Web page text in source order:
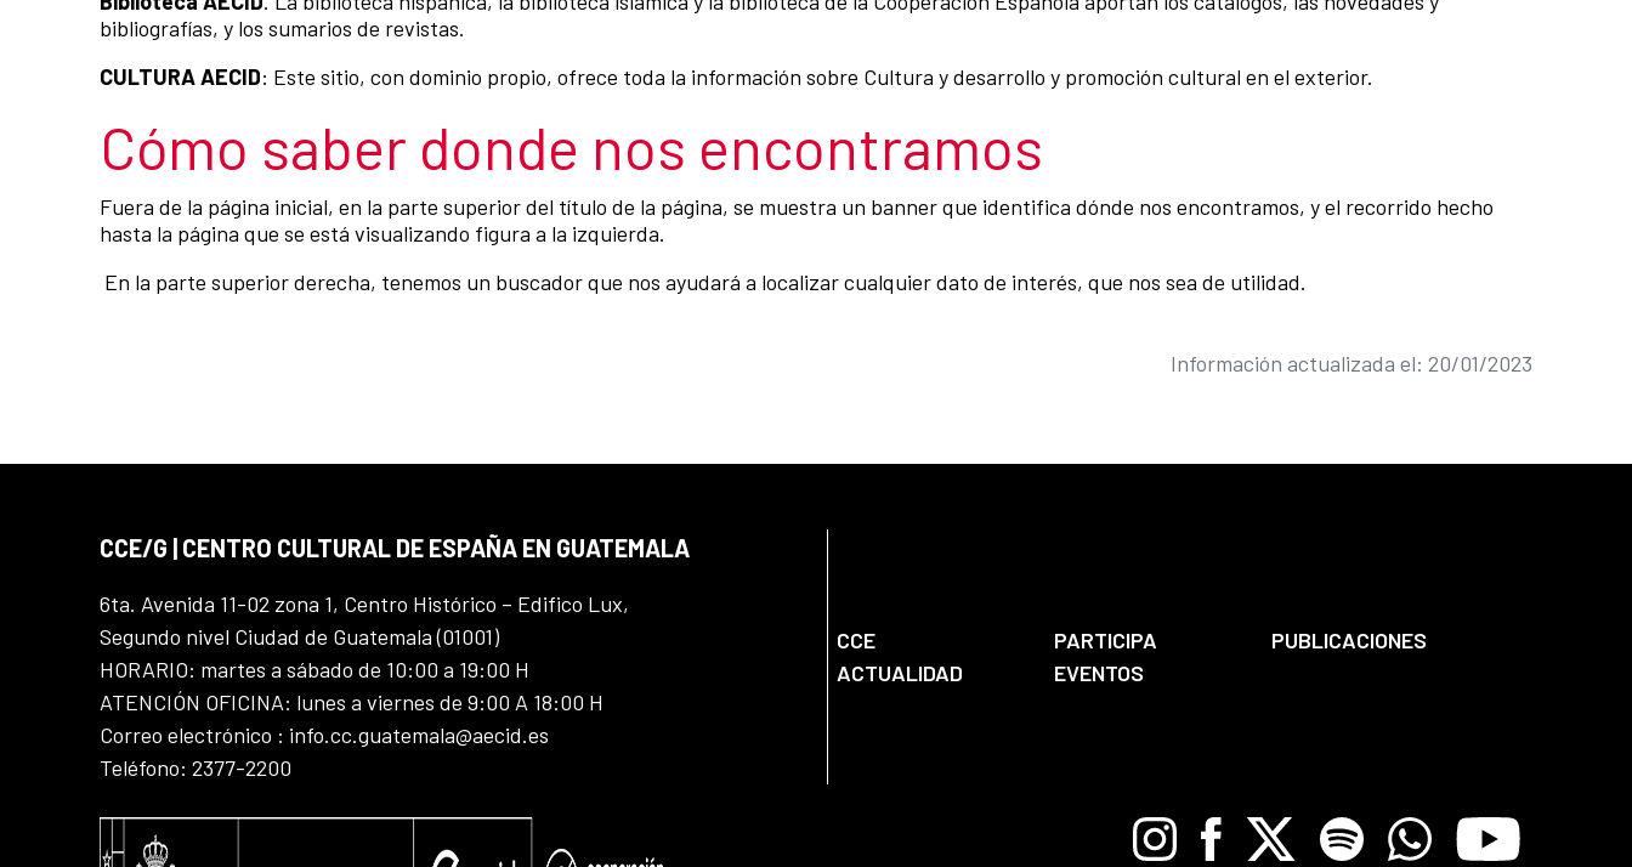
bibliografías, y los sumarios de revistas.
CULTURA AECID: Este sitio, con dominio propio, ofrece toda la información sobre Cultura y desarrollo y promoción cultural en el exterior.
Cómo saber donde nos encontramos
Fuera de la página inicial, en la parte superior del título de la página, se muestra un banner que identifica dónde nos encontramos, y el recorrido hecho
hasta la página que se está visualizando figura a la izquierda.
En la parte superior derecha, tenemos un buscador que nos ayudará a localizar cualquier dato de interés, que nos sea de utilidad.
Información actualizada el: 20/01/2023
CCE/G | CENTRO CULTURAL DE ESPAÑA EN GUATEMALA
6ta. Avenida 11-02 zona 1, Centro Histórico – Edifico Lux,
Segundo nivel Ciudad de Guatemala (01001)
HORARIO: martes a sábado de 10:00 a 19:00 H
ATENCIÓN OFICINA: lunes a viernes de 9:00 A 18:00 H
Correo electrónico : info.cc.guatemala@aecid.es
Teléfono: 2377-2200
CCE PARTICIPA
PUBLICACIONES
ACTUALIDAD
EVENTOS
InstagramFacebook
X Spotify WhatsappYoutube